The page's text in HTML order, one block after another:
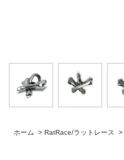
ホーム > RatRace/ラットレース >